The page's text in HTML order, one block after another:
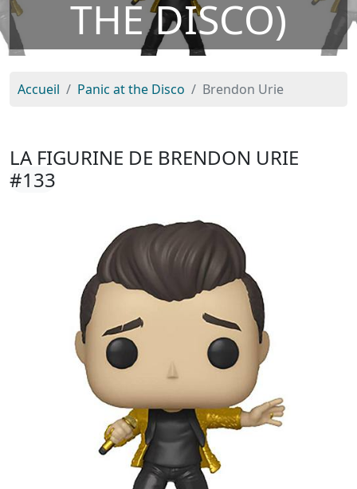
THE DISCO)
Accueil Panic at the Disco Brendon Urie
LA FIGURINE DE BRENDON URIE
#133